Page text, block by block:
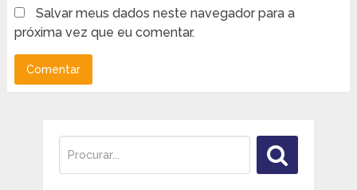
Salvar meus dados neste navegador para a
próxima vez que eu comentar.